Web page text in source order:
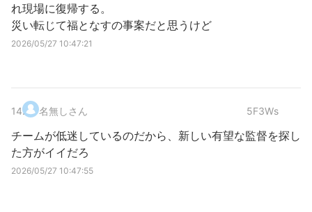
れ現場に復帰する。
災い転じて福となすの事案だと思うけど
2026/05/27 10:47:21
14. 名無しさん 5F3Ws
チームが低迷しているのだから、新しい有望な監督を探し
た方がイイだろ
2026/05/27 10:47:55